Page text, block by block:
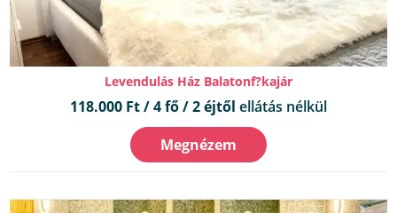
Levendulás Ház Balatonf?kajár
118.000 Ft / 4 fő / 2 éjtől ellátás nélkül
Megnézem